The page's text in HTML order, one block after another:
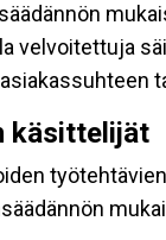
velvoitettuja
käsittelijät